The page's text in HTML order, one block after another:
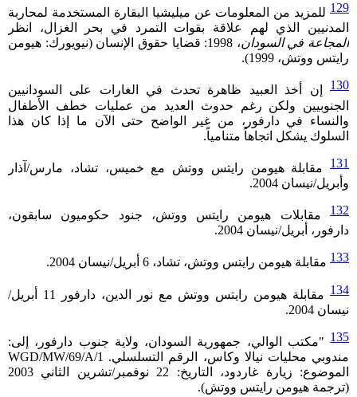
129 للمزيد من المعلومات عن ميليشيا البقارة المستخدمة لمحاربة
المدنيين الذي لهم علاقة بقوات التمرد في بحر الغزال، انظر
المجاعة في السودان
، 1998: قضايا حقوق الإنسان (نيويورك: هيومن
رايتس ووتش، 1999).
130 إن أخذ العبيد ظاهرة تحدث في الغارات على السودانيين
الجنوبيين ولكن رغم حدوث العديد من عمليات خطف الأطفال
والنساء في دارفور، من غير الواضح حتى الآن ما إذا كان هذا
السلوك يشكل اتجاهاً متنامياً.
131 مقابلة هيومن رايتس ووتش مع خميس، تشاد، مارس/آذار
وأبريل/نيسان 2004.
132 مقابلات هيومن رايتس ووتش، جنود حكوميون سابقون،
دارفور، أبريل/نيسان 2004.
133 مقابلة هيومن رايتس ووتش، تشاد، 6 أبريل/نيسان 2004.
134
مقابلة هيومن رايتس ووتش مع نور الدين، دارفور 11 أبريل/
نيسان 2004.
135 "مكتب الوالي، جمهورية السودان، ولاية جنوب دارفور، إلى:
مندوبي محليات نيالا وكاس، الرقم التسلسلي. WGD/MW/69/A/1
الموضوع: زيارة غاردود، التاريخ: 22 نوفمبر/تشرين الثاني 2003
(ترجمة هيومن رايتس ووتش).